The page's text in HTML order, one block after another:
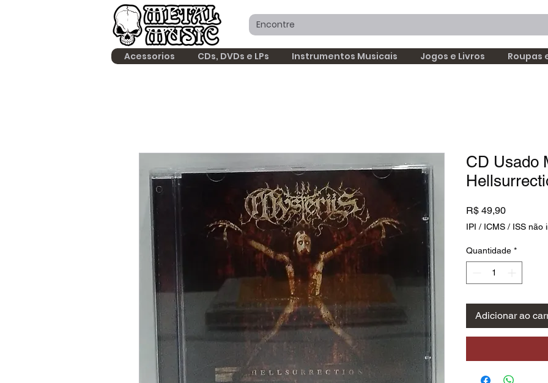
Acessorios CDs, DVDs e LPs Instrumentos Musicais Jogos e Livros Roupas
CD Usado
R$ 49,90Preço
IPI / ICMS / ISS não
Quantidade *
Adicionar ao